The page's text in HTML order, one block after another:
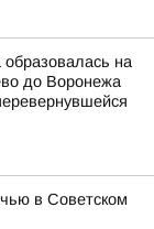
на
до Воронежа
в Советском